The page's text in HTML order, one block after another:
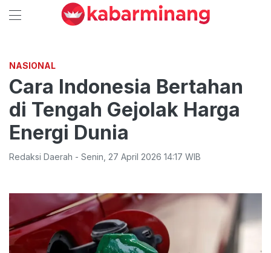
NASIONAL
Cara Indonesia Bertahan
di Tengah Gejolak Harga
Energi Dunia
Redaksi Daerah - Senin 27 April 2026 14:17 WIB